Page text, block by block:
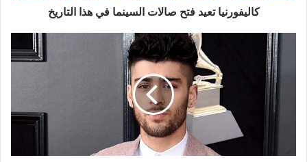
كاليفورنيا تعيد فتح صالات السينما في هذا التاريخ
شقيقة
تتلقى
تهديدات